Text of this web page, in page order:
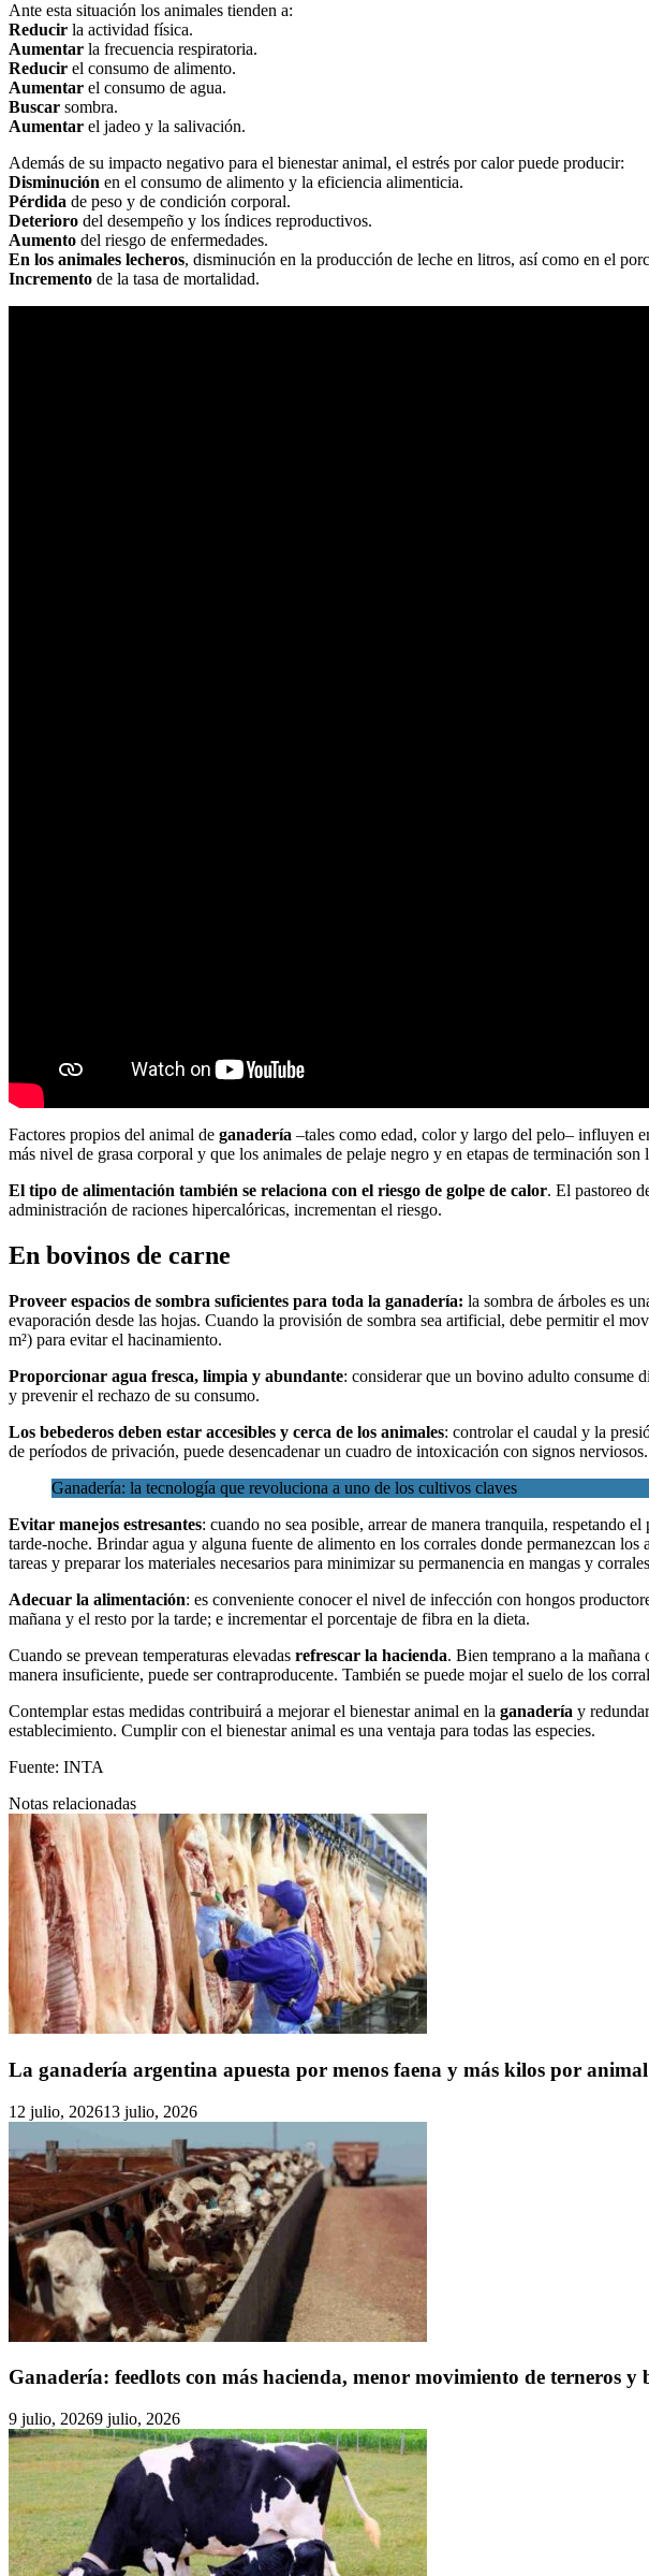
Ante esta situación los animales tienden a:
Reducir la actividad física.
Aumentar la frecuencia respiratoria.
Reducir el consumo de alimento.
Aumentar el consumo de agua.
Buscar sombra.
Aumentar el jadeo y la salivación.
Además de su impacto negativo para el bienestar animal, el estrés por calor puede producir:
Disminución en el consumo de alimento y la eficiencia alimenticia.
Pérdida de peso y de condición corporal.
Deterioro del desempeño y los índices reproductivos.
Aumento del riesgo de enfermedades.
En los animales lecheros, disminución en la producción de leche en litros, así como en el
Incremento de la tasa de mortalidad.
Factores propios del animal de ganadería –tales como edad, color y largo del pelo– influyen
más nivel de grasa corporal y que los animales de pelaje negro y en etapas de terminación son
El tipo de alimentación también se relaciona con el riesgo de golpe de calor. El pastoreo
administración de raciones hipercalóricas, incrementan el riesgo.
En bovinos de carne
Proveer espacios de sombra suficientes para toda la ganadería: la sombra de árboles es
evaporación desde las hojas. Cuando la provisión de sombra sea artificial, debe permitir el
m²) para evitar el hacinamiento.
Proporcionar agua fresca, limpia y abundante: considerar que un bovino adulto consume
y prevenir el rechazo de su consumo.
Los bebederos deben estar accesibles y cerca de los animales: controlar el caudal y la
de períodos de privación, puede desencadenar un cuadro de intoxicación con signos nerviosos.
Ganadería: la tecnología que revoluciona a uno de los cultivos claves
Evitar manejos estresantes: cuando no sea posible, arrear de manera tranquila, respetando
tarde-noche. Brindar agua y alguna fuente de alimento en los corrales donde permanezcan
tareas y preparar los materiales necesarios para minimizar su permanencia en mangas y
Adecuar la alimentación: es conveniente conocer el nivel de infección con hongos
mañana y el resto por la tarde; e incrementar el porcentaje de fibra en la dieta.
Cuando se prevean temperaturas elevadas refrescar la hacienda. Bien temprano a la
manera insuficiente, puede ser contraproducente. También se puede mojar el suelo de los
Contemplar estas medidas contribuirá a mejorar el bienestar animal en la ganadería y
establecimiento. Cumplir con el bienestar animal es una ventaja para todas las especies.
Fuente: INTA
Notas relacionadas
La ganadería argentina apuesta por menos faena y más kilos por animal
12 julio, 202613 julio, 2026
Ganadería: feedlots con más hacienda, menor movimiento de terneros y
9 julio, 20269 julio, 2026